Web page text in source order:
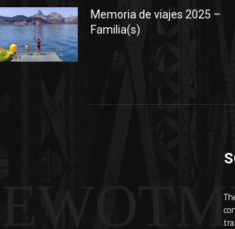
Memoria de viajes 2025 –
Familia(s)